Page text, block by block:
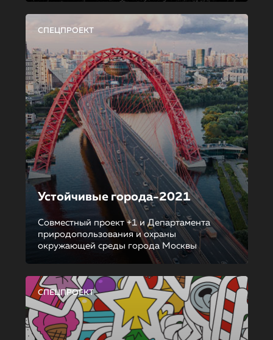
СПЕЦПРОЕКТ
Устойчивые города-2021
Совместный проект +1 и Департамента
природопользования и охраны
окружающей среды города Москвы
СПЕЦПРОЕКТ